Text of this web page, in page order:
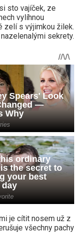
sto vajíček, ze
vylíhnou
zelí s výjimkou žilek.
sekrety.
je cítit nosem už z
všechny pachy